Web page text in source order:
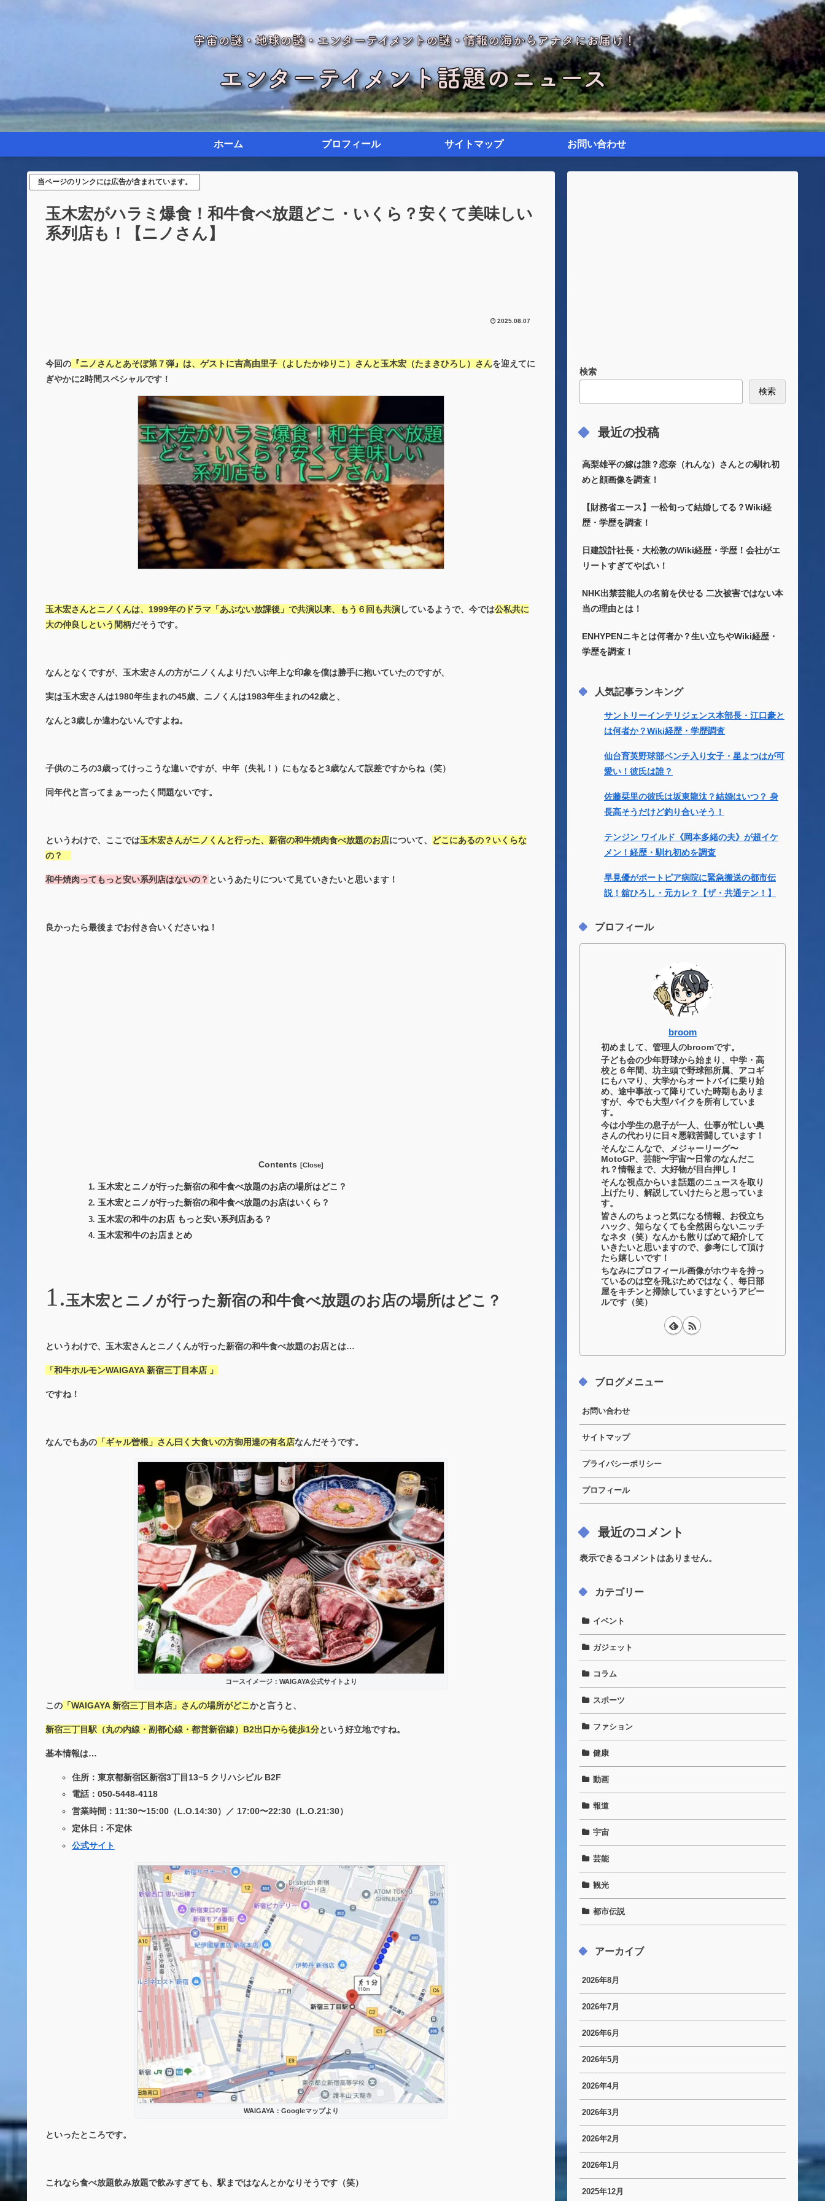
ホーム プロフィール サイトマップ お問い合わせ
当ページのリンクには広告が含まれています。
玉木宏がハラミ爆食！和牛食べ放題どこ・いくら？安くて美味しい
系列店も！【ニノさん】
2025.08.07
今回の 『ニノさんとあそぼ第７弾』は、ゲストに吉高由里子（よしたかゆりこ）さんと玉木宏（たまきひろし）さんを迎えてに
ぎやかに2時間スペシャルです！
玉木宏さんとニノくんは、1999年のドラマ「あぶない放課後」で共演以来、もう６回も共演しているようで、今では公私共に
大の仲良しという間柄だそうです。
なんとなくですが、玉木宏さんの方がニノくんよりだいぶ年上な印象を僕は勝手に抱いていたのですが、
実は玉木宏さんは1980年生まれの45歳、ニノくんは1983年生まれの42歳と、
なんと3歳しか違わないんですよね。
子供のころの3歳ってけっこうな違いですが、中年（失礼！）にもなると3歳なんて誤差ですからね（笑）
同年代と言ってまぁーったく問題ないです。
というわけで、ここでは玉木宏さんがニノくんと行った、新宿の和牛焼肉食べ放題のお店について、
どこにあるの？いくらな
の？
和牛焼肉ってもっと安い系列店はないの？ というあたりについて見ていきたいと思います！
良かったら最後までお付き合いくださいね！
Contents
玉木宏とニノが行った新宿の和牛食べ放題のお店の場所はどこ？
玉木宏とニノが行った新宿の和牛食べ放題のお店はいくら？
玉木宏の和牛のお店 もっと安い系列店ある？
玉木宏和牛のお店まとめ
玉木宏とニノが行った新宿の和牛食べ放題のお店の場所はどこ？
というわけで、玉木宏さんとニノくんが行った新宿の和牛食べ放題のお店とは…
「和牛ホルモンWAIGAYA 新宿三丁目本店 」
ですね！
なんでもあの 「ギャル曽根」さん曰く大食いの方御用達の有名店なんだそうです。
コースイメージ：WAIGAYA公式サイトより
この 「WAIGAYA 新宿三丁目本店」さんの場所がどこかと言うと、
新宿三丁目駅（丸の内線・副都心線・都営新宿線）B2出口から徒歩1分という好立地ですね。
基本情報は…
住所：東京都新宿区新宿3丁目13−5 クリハシビル B2F
電話：050-5448-4118
営業時間：11:30〜15:00（L.O.14:30）／ 17:00〜22:30（L.O.21:30）
定休日：不定休
公式サイト
WAIGAYA：Googleマップより
といったところです。
これなら食べ放題飲み放題で飲みすぎても、駅まではなんとかなりそうです（笑）
検索
検索
最近の投稿
高梨雄平の嫁は誰？恋奈（れんな）さんとの馴れ初
めと顔画像を調査！
【財務省エース】一松旬って結婚してる？Wiki経
歴・学歴を調査！
日建設計社長・大松敦のWiki経歴・学歴！会社がエ
リートすぎてやばい！
NHK出禁芸能人の名前を伏せる 二次被害ではない本
当の理由とは！
ENHYPENニキとは何者か？生い立ちやWiki経歴・
学歴を調査！
人気記事ランキング
サントリーインテリジェンス本部長・江口豪と
は何者か？Wiki経歴・学歴調査
仙台育英野球部ベンチ入り女子・星よつはが可
愛い！彼氏は誰？
佐藤栞里の彼氏は坂東龍汰？結婚はいつ？ 身
長高そうだけど釣り合いそう！
テンジン ワイルド《岡本多緒の夫》が超イケ
メン！経歴・馴れ初めを調査
早見優がポートピア病院に緊急搬送の都市伝
説！舘ひろし・元カレ？【ザ・共通テン！】
プロフィール
broom
初めまして、管理人のbroomです。
子ども会の少年野球から始まり、中学・高
校と６年間、坊主頭で野球部所属、アコギ
にもハマり、大学からオートバイに乗り始
め、途中事故って降りていた時期もありま
すが、今でも大型バイクを所有していま
す。
今は小学生の息子が一人、仕事が忙しい奥
さんの代わりに日々悪戦苦闘しています！
そんなこんなで、メジャーリーグ〜
MotoGP、芸能〜宇宙〜日常のなんだこ
れ？情報まで、大好物が目白押し！
そんな視点からいま話題のニュースを取り
上げたり、解説していけたらと思っていま
す。
皆さんのちょっと気になる情報、お役立ち
ハック、知らなくても全然困らないニッチ
なネタ（笑）なんかも散りばめて紹介して
いきたいと思いますので、参考にして頂け
たら嬉しいです！
ちなみにプロフィール画像がホウキを持っ
ているのは空を飛ぶためではなく、毎日部
屋をキチンと掃除していますというアピー
ルです（笑）
ブログメニュー
お問い合わせ
サイトマップ
プライバシーポリシー
プロフィール
最近のコメント
表示できるコメントはありません。
カテゴリー
イベント
ガジェット
コラム
スポーツ
ファション
健康
動画
報道
宇宙
芸能
観光
都市伝説
アーカイブ
2026年8月
2026年7月
2026年6月
2026年5月
2026年4月
2026年3月
2026年2月
2026年1月
2025年12月